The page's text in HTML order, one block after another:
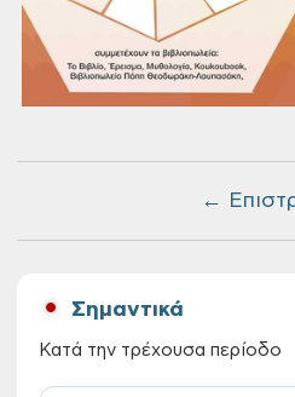
←
Σημαντικά
Κατά την τρέχουσα περίοδο